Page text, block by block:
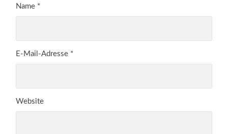
Name *
E-Mail-Adresse *
Website